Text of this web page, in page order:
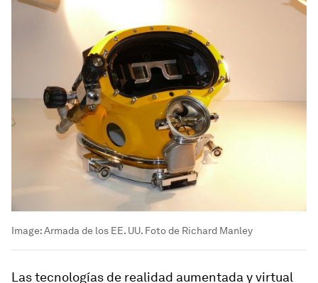
Image:Armada de los EE. UU. Foto de Richard Manley
Las tecnologías de realidad aumentada y virtual